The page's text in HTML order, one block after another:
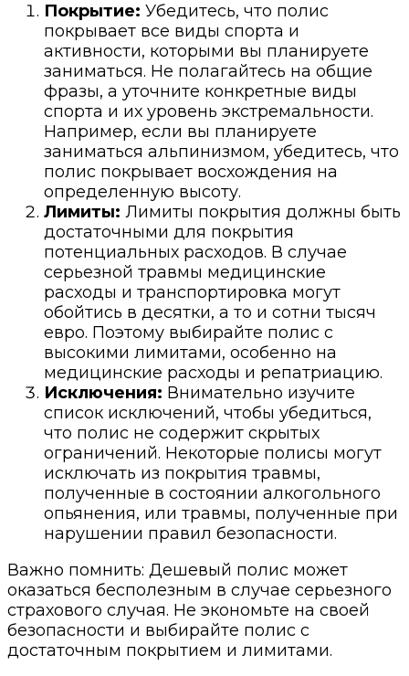
Покрытие: Убедитесь, что полис
покрывает все виды спорта и
активности, которыми вы планируете
заниматься. Не полагайтесь на общие
фразы, а уточните конкретные виды
спорта и их уровень экстремальности.
Например, если вы планируете
заниматься альпинизмом, убедитесь, что
полис покрывает восхождения на
определенную высоту.
Лимиты: Лимиты покрытия должны быть
достаточными для покрытия
потенциальных расходов. В случае
серьезной травмы медицинские
расходы и транспортировка могут
обойтись в десятки, а то и сотни тысяч
евро. Поэтому выбирайте полис с
высокими лимитами, особенно на
медицинские расходы и репатриацию.
Исключения: Внимательно изучите
список исключений, чтобы убедиться,
что полис не содержит скрытых
ограничений. Некоторые полисы могут
исключать из покрытия травмы,
полученные в состоянии алкогольного
опьянения, или травмы, полученные при
нарушении правил безопасности.
Важно помнить: Дешевый полис может
оказаться бесполезным в случае серьезного
страхового случая. Не экономьте на своей
безопасности и выбирайте полис с
достаточным покрытием и лимитами.